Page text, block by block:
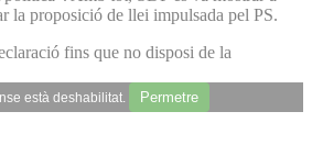
la proposició de llei impulsada pel PS.
fins que no disposi de la
està deshabilitat. Permetre